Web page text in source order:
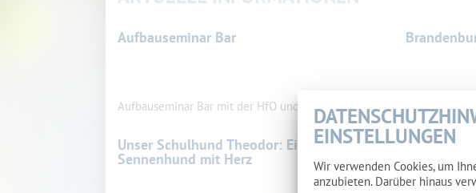
Aufbauseminar Bar
Aufbauseminar Bar mit der HfO und RfO mehr… Erfolg durch
Unser Schulhund Theodor: Ein Berner
Sennenhund mit Herz
EINSTELLUNGEN
Wir verwenden Cookies, um
anzubieten. Darüber hinaus